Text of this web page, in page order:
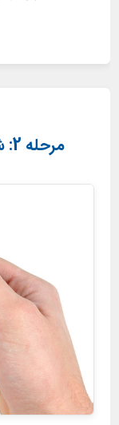
مرحله 2: شل کردن درب پشت آیفون 4